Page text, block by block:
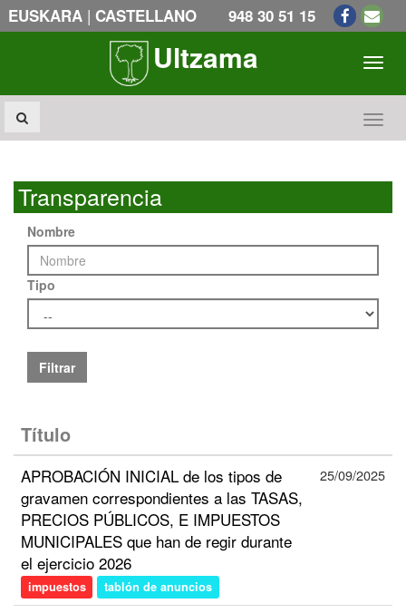
EUSKARA | CASTELLANO 948 30 51 15
Ultzama
Transparencia
Nombre
Tipo
Filtrar
Título
APROBACIÓN INICIAL de los tipos de
gravamen correspondientes a las TASAS,
PRECIOS PÚBLICOS, E IMPUESTOS
MUNICIPALES que han de regir durante
el ejercicio 2026
impuestos tablón de anuncios
25/09/2025